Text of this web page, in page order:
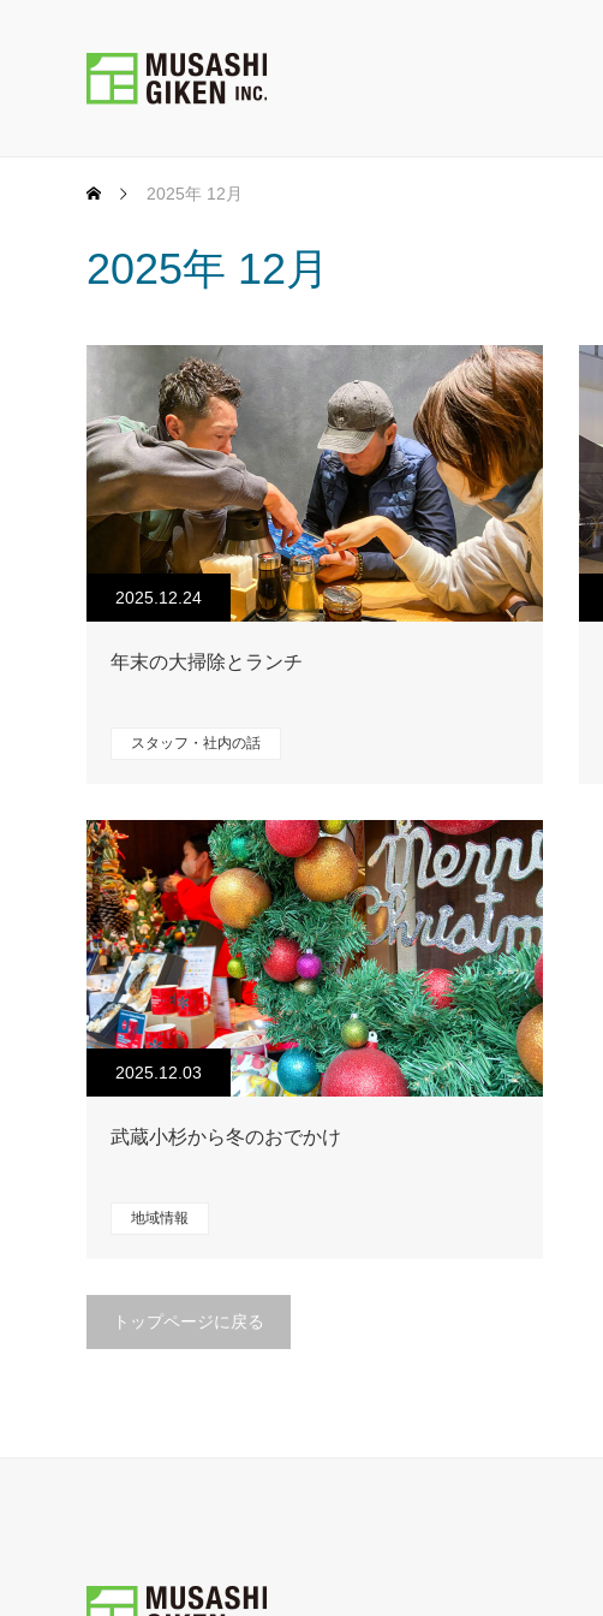
2025年 12月
2025年 12月
2025.12.24
年末の大掃除とランチ
スタッフ・社内の話
2025.12.03
武蔵小杉から冬のおでかけ
地域情報
トップページに戻る